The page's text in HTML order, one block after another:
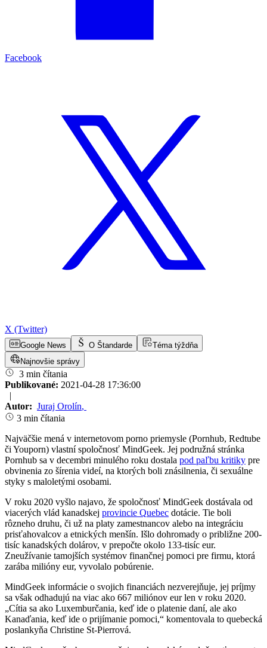
Facebook
X (Twitter)
Google News O Štandarde
Téma týždňa
Najnovšie správy
3 min čítania
Publikované: 2021-04-28 17:36:00
|
Autor: Juraj Orolín,
3 min čítania
Najväčšie mená v internetovom porno priemysle (Pornhub, Redtube
či Youporn) vlastní spoločnosť MindGeek. Jej podružná stránka
Pornhub sa v decembri minulého roku dostala pod paľbu kritiky pre
obvinenia zo šírenia videí, na ktorých boli znásilnenia, či sexuálne
styky s maloletými osobami.
V roku 2020 vyšlo najavo, že spoločnosť MindGeek dostávala od
viacerých vlád kanadskej provincie Quebec dotácie. Tie boli
rôzneho druhu, či už na platy zamestnancov alebo na integráciu
prisťahovalcov a etnických menšín. Išlo dohromady o približne 200-
tisíc kanadských dolárov, v prepočte okolo 133-tisíc eur.
Zneužívanie tamojších systémov finančnej pomoci pre firmu, ktorá
zarába milióny eur, vyvolalo pobúrenie.
MindGeek informácie o svojich financiách nezverejňuje, jej príjmy
sa však odhadujú na viac ako 667 miliónov eur len v roku 2020.
„Cítia sa ako Luxemburčania, keď ide o platenie daní, ale ako
Kanaďania, keď ide o prijímanie pomoci,“ komentovala to quebecká
poslankyňa Christine St-Pierrová.